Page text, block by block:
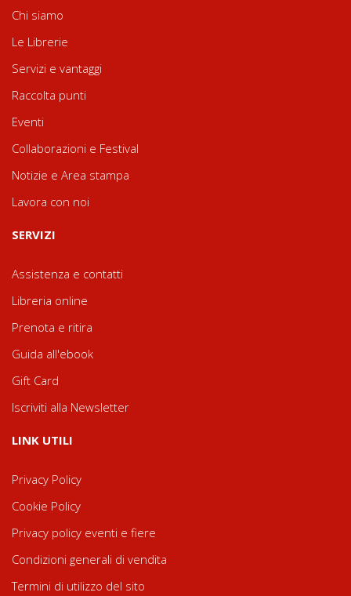
Chi siamo
Le Librerie
Servizi e vantaggi
Raccolta punti
Eventi
Collaborazioni e Festival
Notizie e Area stampa
Lavora con noi
SERVIZI
Assistenza e contatti
Libreria online
Prenota e ritira
Guida all'ebook
Gift Card
Iscriviti alla Newsletter
LINK UTILI
Privacy Policy
Cookie Policy
Privacy policy eventi e fiere
Condizioni generali di vendita
Termini di utilizzo del sito